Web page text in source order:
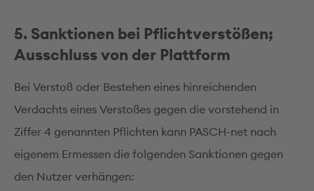
5. Sanktionen bei Pflichtverstößen;
Ausschluss von der Plattform
Bei Verstoß oder Bestehen eines hinreichenden
Verdachts eines Verstoßes gegen die vorstehend in
Ziffer 4 genannten Pflichten kann PASCH-net nach
eigenem Ermessen die folgenden Sanktionen gegen
den Nutzer verhängen: